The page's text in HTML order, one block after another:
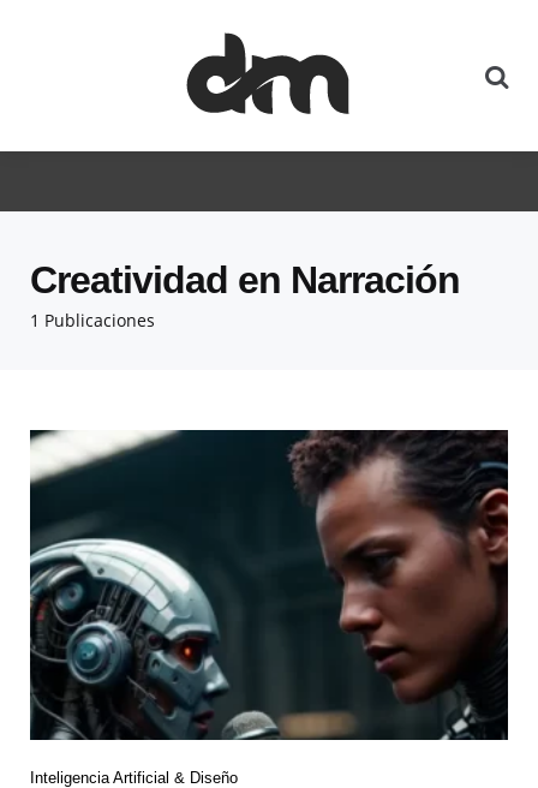
1 Publicaciones
Creatividad en Narración
Inteligencia Artificial & Diseño